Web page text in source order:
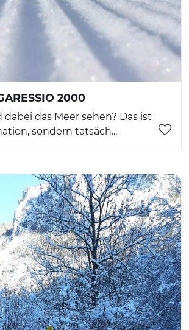
2000
das Meer sehen? Das ist
sondern tatsäch...